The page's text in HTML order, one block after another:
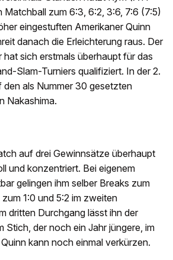
Matchball zum 6:3, 6:2, 3:6, 7:6 (7:5)
eingestuften Amerikaner Quinn
danach die Erleichterung raus. Der
sich erstmals überhaupt für das
Slam-Turniers qualifiziert. In der 2.
den als Nummer 30 gesetzten
Nakashima.
auf drei Gewinnsätze überhaupt
und konzentriert. Bei eigenem
gelingen ihm selber Breaks zum
1:0 und 5:2 im zweiten
dritten Durchgang lässt ihn der
Stich, der noch ein Jahr jüngere, im
kann noch einmal verkürzen.